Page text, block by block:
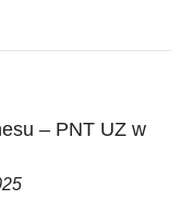
– PNT UZ w